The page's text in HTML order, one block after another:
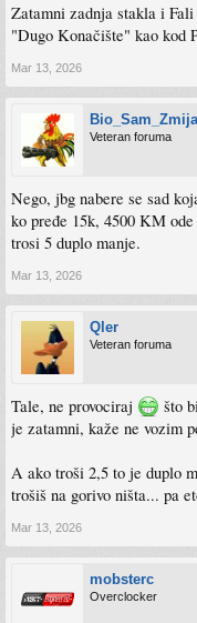
Sent from my SM-S931B using
Zatamni zadnja stakla i
"Dugo Konačište" kao kod
Mar 13, 2026
Veteran foruma
Nego, jbg nabere se sad
ko pređe 15k, 4500 KM
trosi 5 duplo manje.
Mar 13, 2026
Qler
Veteran foruma
Tale, ne provociraj
što
je zatamni, kaže ne vozim
A ako troši 2,5 to je duplo
trošiš na gorivo ništa... pa
Mar 13, 2026
mobsterc
Overclocker